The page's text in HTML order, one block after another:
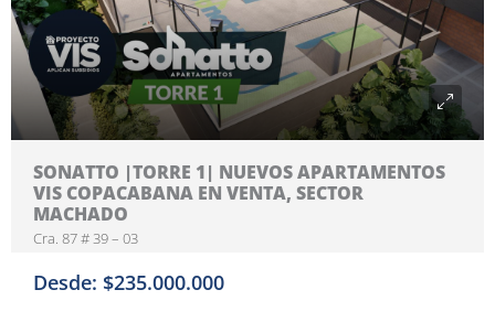
SONATTO |TORRE 1| NUEVOS APARTAMENTOS
VIS COPACABANA EN VENTA, SECTOR
MACHADO
Cra. 87 # 39 – 03
Desde: $235.000.000